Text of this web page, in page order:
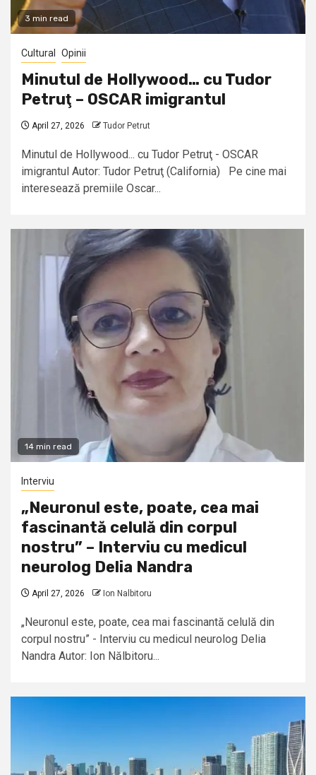
3 min read
Cultural Opinii
Minutul de Hollywood… cu Tudor
Petruţ – OSCAR imigrantul
April 27, 2026 Tudor Petrut
Minutul de Hollywood... cu Tudor Petruţ - OSCAR
imigrantul Autor: Tudor Petruţ (California) Pe cine mai
interesează premiile Oscar...
14 min read
Interviu
„Neuronul este, poate, cea mai
fascinantă celulă din corpul
nostru” – Interviu cu medicul
neurolog Delia Nandra
April 27, 2026 Ion Nalbitoru
„Neuronul este, poate, cea mai fascinantă celulă din
corpul nostru” - Interviu cu medicul neurolog Delia
Nandra Autor: Ion Nălbitoru...